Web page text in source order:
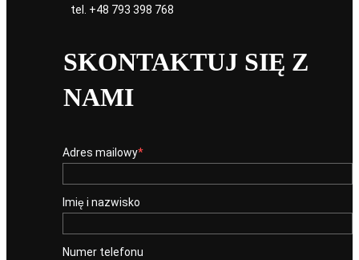
tel. +48 793 398 768
SKONTAKTUJ SIĘ Z
NAMI
Adres mailowy
Imię i nazwisko
Numer telefonu